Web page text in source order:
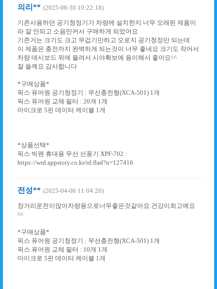
의리** (2025-06-30 10:22:18)
기존사용하던 공기청정기가 차량에 설치한지 너무 오래된 제품이
라 잘 안되고 소음만커서 구매하게 되었어요
기존거는 크기도 크고 무겁기만하고 오로지 공기청정만 되는데
이 제품은 충전까지 완벽하게 되는것이 너무 좋네요 크기도 작어서
차량 데시보드 위에 올려서 시야확보에 용이해서 좋아요^^
잘 쓸께요 감사합니다
*구매상품*
픽스 퓨어원 공기청정기 : 무선충전형(XCA-501) 1개
픽스 퓨어원 교체 필터 : 20개 1개
마이크로 5핀 데이터 케이블 1개
*상품선택*
픽스 빅팬 휴대용 무선 선풍기 XPF-702 :
https://wrd.appstory.co.kr/rd.flad?n=127416
전성** (2025-04-06 11:04:20)
장거리운전이많아차량용으로너무좋은것같아요.건강이최고예요
^^
*구매상품*
픽스 퓨어원 공기청정기 : 무선충전형(XCA-501) 1개
픽스 퓨어원 교체 필터 : 10개 1개
마이크로 5핀 데이터 케이블 1개